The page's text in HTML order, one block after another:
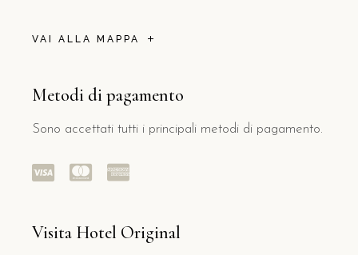
VAI ALLA MAPPA
Metodi di pagamento
Sono accettati tutti i principali metodi di pagamento.
Visita Hotel Original